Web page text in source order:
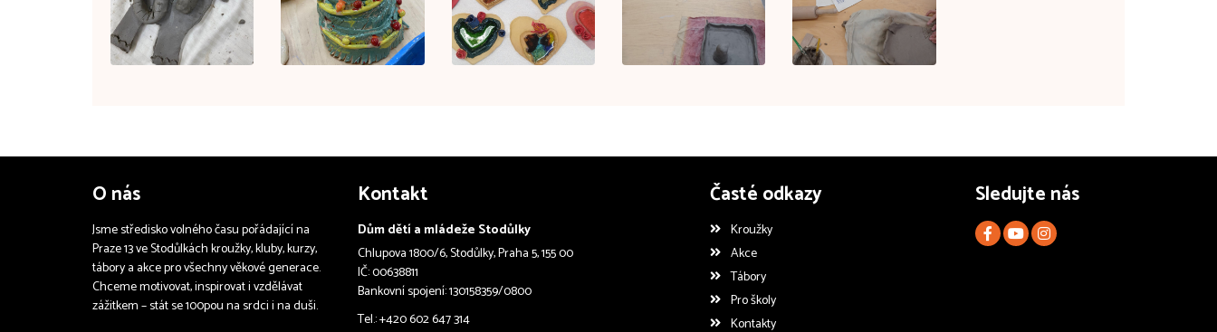
O nás
Jsme středisko volného času pořádající na
Praze 13 ve Stodůlkách kroužky, kluby, kurzy,
tábory a akce pro všechny věkové generace.
Chceme motivovat, inspirovat i vzdělávat
zážitkem – stát se 100pou na srdci i na duši.
Kontakt
Dům dětí a mládeže Stodůlky
Chlupova 1800/6, Stodůlky, Praha 5, 155 00
IČ: 00638811
Bankovní spojení: 130158359/0800
Tel.: +420 602 647 314
Časté odkazy
Kroužky
Akce
Tábory
Pro školy
Kontakty
Sledujte nás